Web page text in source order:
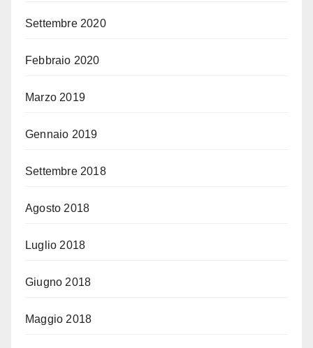
Settembre 2020
Febbraio 2020
Marzo 2019
Gennaio 2019
Settembre 2018
Agosto 2018
Luglio 2018
Giugno 2018
Maggio 2018